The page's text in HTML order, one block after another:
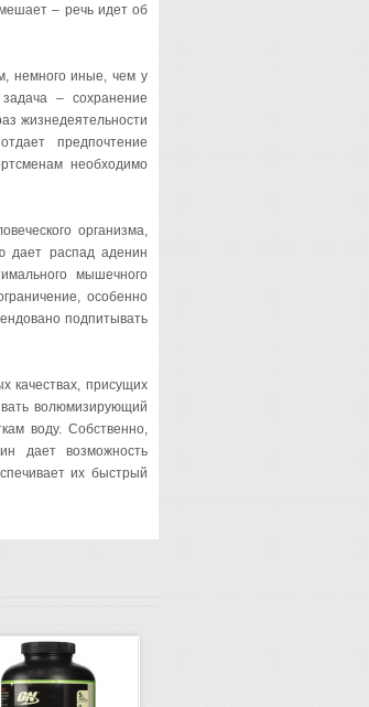
– речь идет об
немного иные, чем у
– сохранение
жизнедеятельности
предпочтение
необходимо
организма,
дает распад аденин
мышечного
особенно
подпитывать
качествах, присущих
волюмизирующий
воду. Собственно,
дает возможность
их быстрый